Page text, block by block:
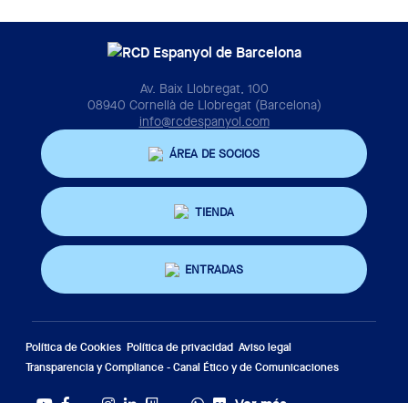
Av. Baix Llobregat, 100
08940 Cornellà de Llobregat (Barcelona)
info@rcdespanyol.com
ÁREA DE SOCIOS
TIENDA
ENTRADAS
Política de Cookies Política de privacidad Aviso legal
Transparencia y Compliance - Canal Ético y de Comunicaciones